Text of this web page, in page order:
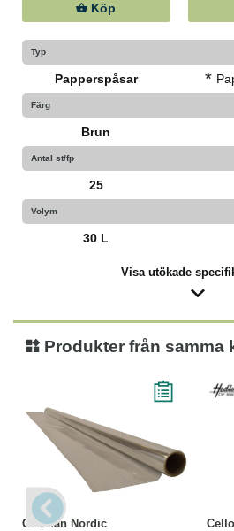
Köp
Typ
Papperspåsar *
Färg
Brun
Antal st/fp
25
Volym
30 L
Visa utökade
Produkter från samma
Cellofan Nordic